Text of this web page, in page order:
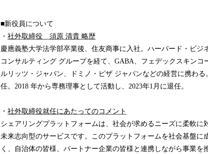
■新役員について
・ 社外取締役 須原 清貴 略歴
慶應義塾大学法学部卒業後、住友商事に入社。ハーバード・ビ
コンサルティング グループを経て、GABA、フェデックスキン
ルリッツ・ジャパン、ドミノ・ピザ ジャパンなどの経営に携わ
任。2018 年から専務理事として活動し、2023年1月に退任。
・ 社外取締役就任にあたってのコメント
シェアリングプラットフォームは、社会が求めるニーズに柔軟
未来志向型のサービスです。このプラットフォームを社会基盤
く、自治体の皆様、パートナー企業の皆様と連携しながら事業